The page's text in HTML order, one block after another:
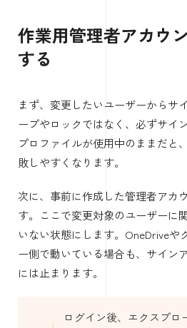
作業用管理者アカウ
する
まず、変更したいユーザーからサ
ープやロックではなく、必ずサイ
プロファイルが使用中のままだと
敗しやすくなります。
次に、事前に作成した管理者アカ
す。ここで変更対象のユーザーに
いない状態にします。OneDriveや
ー側で動いている場合も、サイン
には止まります。
ログイン後、エクスプロ